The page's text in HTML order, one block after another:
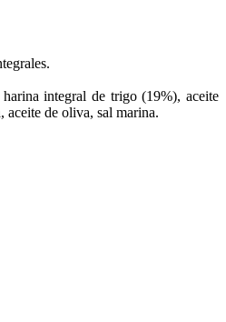
integral de trigo (19%), aceite
aceite de oliva, sal marina.